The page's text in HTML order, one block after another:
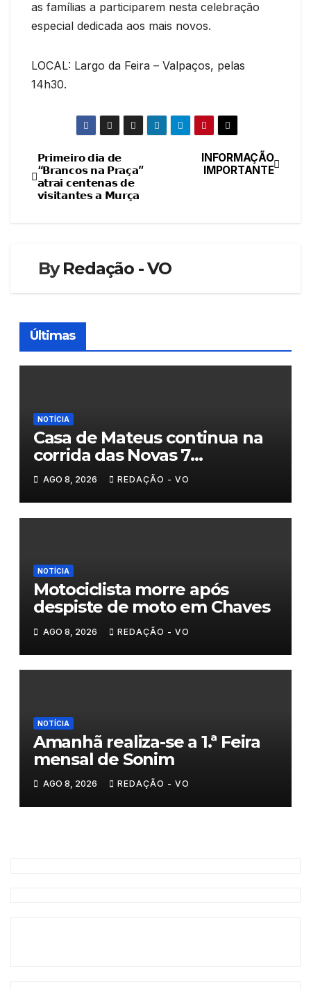
as famílias a participarem nesta celebração
especial dedicada aos mais novos.
LOCAL: Largo da Feira – Valpaços, pelas
14h30.
Navegação
de
INFORMAÇÃO
IMPORTANTE
𝗣𝗿𝗶𝗺𝗲𝗶𝗿𝗼 𝗱𝗶𝗮 𝗱𝗲
“𝗕𝗿𝗮𝗻𝗰𝗼𝘀 𝗻𝗮 𝗣𝗿𝗮𝗰̧𝗮”
𝗮𝘁𝗿𝗮𝗶 𝗰𝗲𝗻𝘁𝗲𝗻𝗮𝘀 𝗱𝗲
𝘃𝗶𝘀𝗶𝘁𝗮𝗻𝘁𝗲𝘀 𝗮 𝗠𝘂𝗿𝗰̧𝗮
ByRedação - VO
Últimas
NOTÍCIA
Casa de Mateus continua na
corrida das Novas 7
Maravilhas de Portugal
AGO 8, 2026 REDAÇÃO - VO
NOTÍCIA
Motociclista morre após
despiste de moto em Chaves
AGO 8, 2026 REDAÇÃO - VO
NOTÍCIA
Amanhã realiza-se a 1.ª Feira
mensal de Sonim
AGO 8, 2026 REDAÇÃO - VO